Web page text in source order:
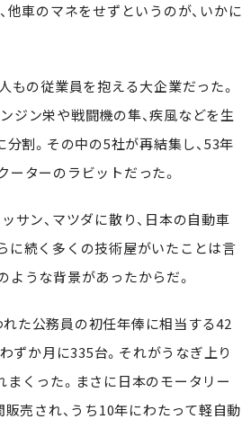
他車のマネをせずというのが、いかに
もの従業員を抱える大企業だった。
ジン栄や戦闘機の隼、疾風などを生
割。その中の5社が再結集し、53年
ーターのラビットだった。
サン、マツダに散り、日本の自動車
に続く多くの技術屋がいたことは言
ような背景があったからだ。
れた公務員の初任年俸に相当する42
ずか月に335台。それがうなぎ上り
まくった。まさに日本のモータリー
売され、うち10年にわたって軽自動